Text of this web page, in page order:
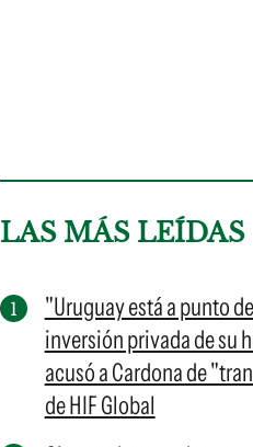
LAS MÁS LEÍDAS
"Uruguay está a punto
inversión privada de su
acusó a Cardona de
de HIF Global